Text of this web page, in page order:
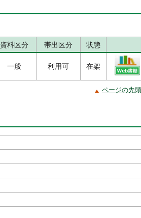
資料区分 帯出区分 状態
一般 利用可 在架
ページの先